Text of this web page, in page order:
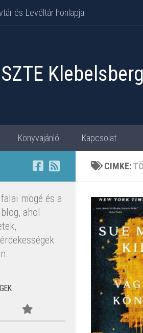
és Levéltár honlapja
SZTE
Könyvajánló Kapcsolat
CIMKE:
mögé és a
ahol